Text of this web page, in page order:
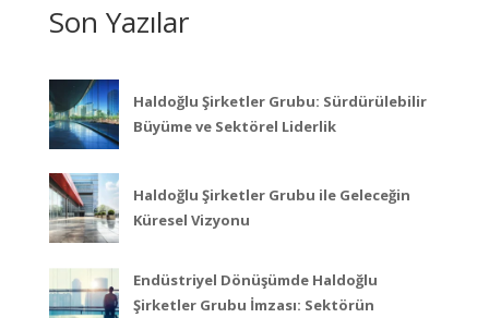
Son Yazılar
Haldoğlu Şirketler Grubu: Sürdürülebilir
Büyüme ve Sektörel Liderlik
Haldoğlu Şirketler Grubu ile Geleceğin
Küresel Vizyonu
Endüstriyel Dönüşümde Haldoğlu
Şirketler Grubu İmzası: Sektörün